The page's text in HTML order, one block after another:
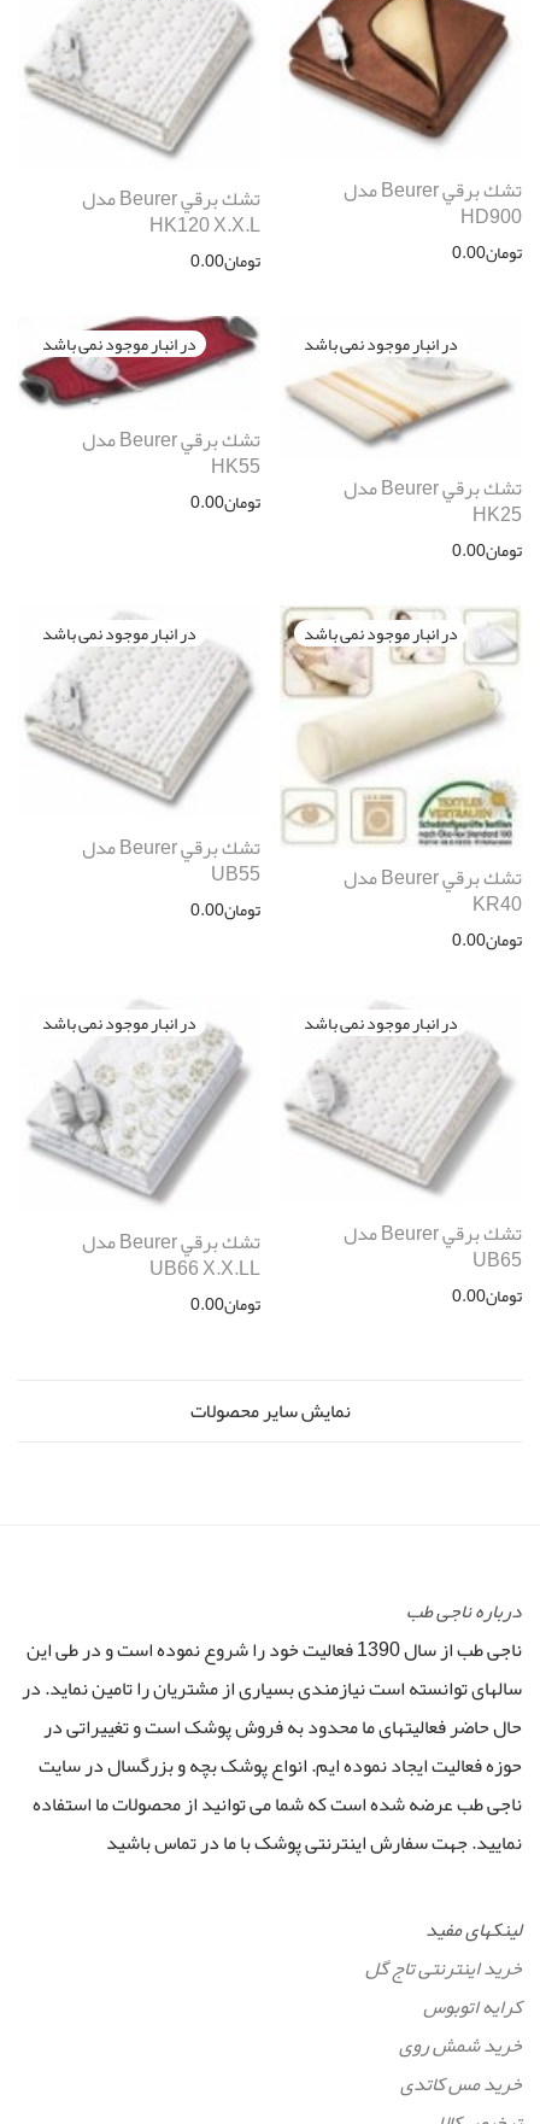
تشك برقي Beurer مدل
HD900
تومان0.00
تشك برقي Beurer مدل
HK120 X.X.L
تومان0.00
تشك برقي Beurer مدل
HK25
تومان0.00
تشك برقي Beurer مدل
HK55
تومان0.00
تشك برقي Beurer مدل
KR40
تومان0.00
تشك برقي Beurer مدل
UB55
تومان0.00
تشك برقي Beurer مدل
UB65
تومان0.00
تشك برقي Beurer مدل
UB66 X.X.LL
تومان0.00
نمایش سایر محصولات
درباره ناجی طب
ناجی طب از سال 1390 فعالیت خود را شروع نموده است و در طی این
سالهای توانسته است نیازمندی بسیاری از مشتریان را تامین نماید. در
حال حاضر فعالیتهای ما محدود به فروش پوشک است و تغییراتی در
حوزه فعالیت ایجاد نموده ایم. انواع پوشک بچه و بزرگسال در سایت
ناجی طب عرضه شده است که شما می توانید از محصولات ما استفاده
نمایید. جهت سفارش اینترنتی پوشک با ما در تماس باشید
لینکهای مفید
خرید اینترنتی تاج گل
کرایه اتوبوس
خرید شمش روی
خرید مس کاتدی